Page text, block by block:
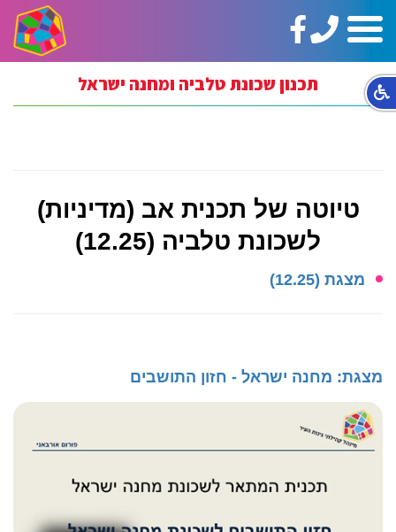
תפריט
טלפון:
02-
https://www.facebook.com/ginotHair
תכנון שכונת טלביה ומחנה ישראל
טיוטה של תכנית אב (מדיניות)
לשכונת טלביה (12.25)
מצגת (12.25)
מצגת: מחנה ישראל - חזון התושבים